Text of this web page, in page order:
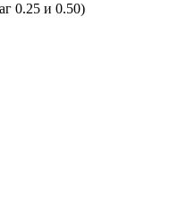
0.25 и 0.50)